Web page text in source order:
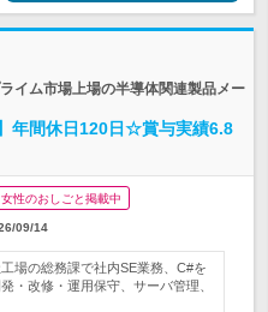
イム市場上場の半導体関連製品メー
年間休日120日☆賞与実績6.8
女性のおしごと掲載中
09/14
場の総務課で社内SE業務、C#を
・改修・運用保守、サーバ管理、